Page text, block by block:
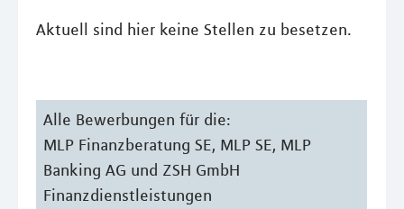
Aktuell sind hier keine Stellen zu besetzen.
Alle Bewerbungen für die:
MLP Finanzberatung SE, MLP SE, MLP
Banking AG und ZSH GmbH
Finanzdienstleistungen